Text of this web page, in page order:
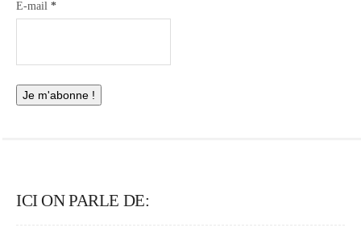
E-mail *
ICI ON PARLE DE: